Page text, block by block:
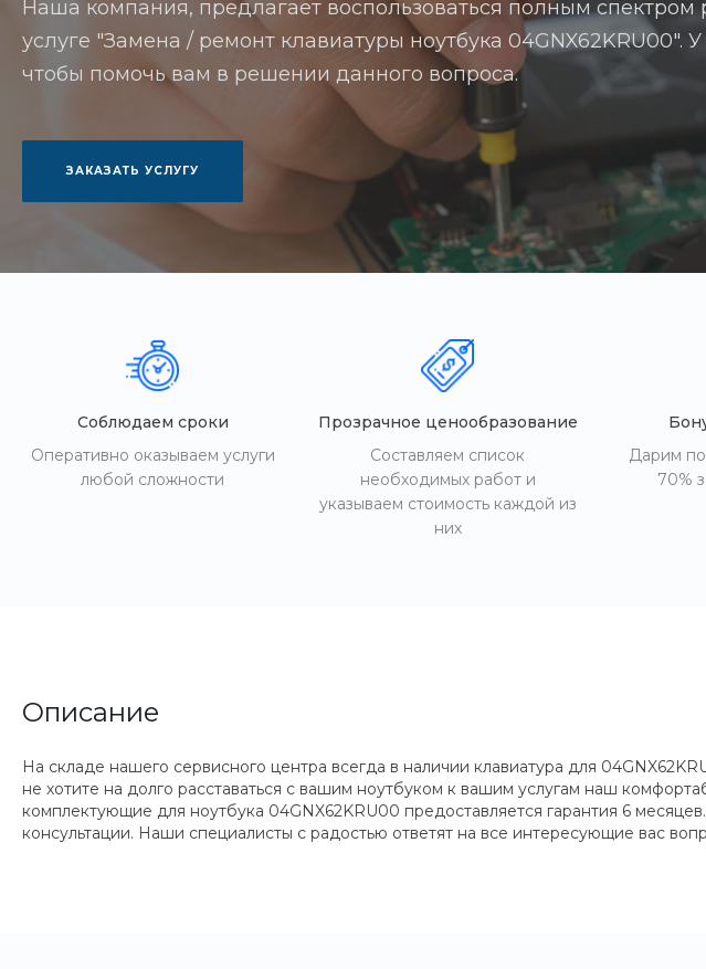
Наша компания, предлагает воспользоваться полным спектром
услуге "Замена / ремонт клавиатуры ноутбука 04GNX62KRU00". У
чтобы помочь вам в решении данного вопроса.
ЗАКАЗАТЬ УСЛУГУ
Соблюдаем сроки
Оперативно оказываем услуги
любой сложности
Прозрачное ценообразование
Составляем список
необходимых работ и
указываем стоимость каждой из
них
Дарим
70%
Описание
На складе нашего сервисного центра всегда в наличии клавиатура для
не хотите на долго расставаться с вашим ноутбуком к вашим услугам наш
комплектующие для ноутбука 04GNX62KRU00 предоставляется гарантия 6
консультации. Наши специалисты с радостью ответят на все интересующие вас